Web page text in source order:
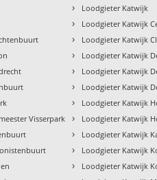
Visserpark
› Loodgieter Katwijk
› Loodgieter Katwijk
› Loodgieter Katwijk
› Loodgieter Katwijk
› Loodgieter Katwijk
› Loodgieter Katwijk
› Loodgieter Katwijk
› Loodgieter Katwijk
› Loodgieter Katwijk
› Loodgieter Katwijk
› Loodgieter Katwijk